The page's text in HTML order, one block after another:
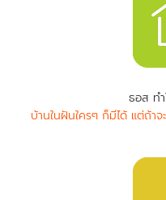
ธอส ท
บ้านในฝันใครๆ ก็มีได้ แต่ถ้า